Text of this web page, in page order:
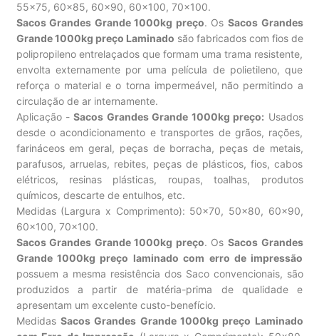
55×75, 60×85, 60×90, 60×100, 70×100.
Sacos Grandes Grande 1000kg preço. Os Sacos Grandes
Grande 1000kg preço Laminado são fabricados com fios de
polipropileno entrelaçados que formam uma trama resistente,
envolta externamente por uma película de polietileno, que
reforça o material e o torna impermeável, não permitindo a
circulação de ar internamente.
Aplicação -Sacos Grandes Grande 1000kg preço: Usados
desde o acondicionamento e transportes de grãos, rações,
farináceos em geral, peças de borracha, peças de metais,
parafusos, arruelas, rebites, peças de plásticos, fios, cabos
elétricos, resinas plásticas, roupas, toalhas, produtos
químicos, descarte de entulhos, etc.
Medidas (Largura x Comprimento): 50×70, 50×80, 60×90,
60×100, 70×100.
Sacos Grandes Grande 1000kg preço. Os Sacos Grandes
Grande 1000kg preço laminado com erro de impressão
possuem a mesma resistência dos Saco convencionais, são
produzidos a partir de matéria-prima de qualidade e
apresentam um excelente custo-benefício.
Medidas Sacos Grandes Grande 1000kg preço Laminado